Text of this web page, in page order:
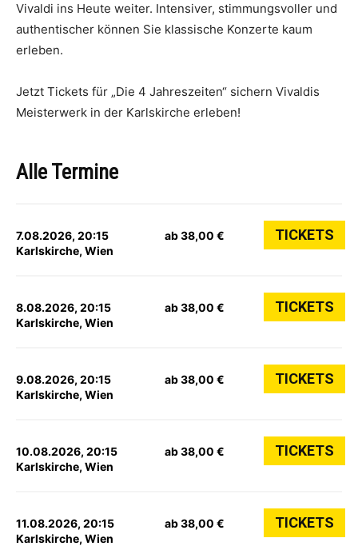
Vivaldi ins Heute weiter. Intensiver, stimmungsvoller und
authentischer können Sie klassische Konzerte kaum
erleben.
Jetzt Tickets für „Die 4 Jahreszeiten“ sichern Vivaldis
Meisterwerk in der Karlskirche erleben!
Alle Termine
7.08.2026, 20:15
Karlskirche, Wien
ab 38,00 € TICKETS
8.08.2026, 20:15
Karlskirche, Wien
ab 38,00 € TICKETS
9.08.2026, 20:15
Karlskirche, Wien
ab 38,00 € TICKETS
10.08.2026, 20:15
Karlskirche, Wien
ab 38,00 € TICKETS
11.08.2026, 20:15
Karlskirche, Wien
ab 38,00 € TICKETS